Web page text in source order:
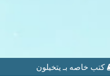
كتب خاصه بـ يتخيلون